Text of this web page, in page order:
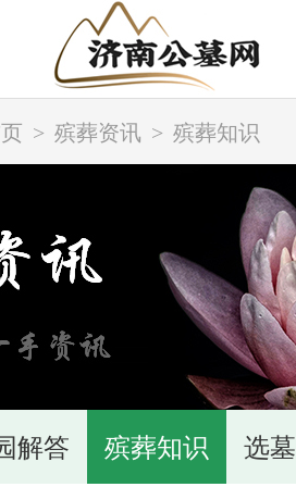
> 殡葬资讯 > 殡葬知识
解答 殡葬知识 选